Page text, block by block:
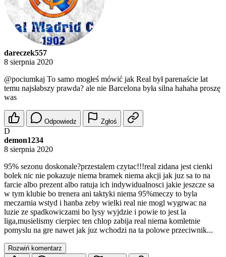
dareczek557
8 sierpnia 2020
@pociumkaj To samo mogłeś mówić jak Real był parenaście lat
temu najsłabszy prawda? ale nie Barcelona była silna hahaha proszę
was
Odpowiedz Zgłoś
D
demon1234
8 sierpnia 2020
95% sezonu doskonale?przestalem czytac!!!real zidana jest cienki
bolek nic nie pokazuje niema bramek niema akcji jak juz sa to na
farcie albo prezent albo ratuja ich indywidualnosci jakie jeszcze sa
w tym klubie bo trenera ani taktyki niema 95%meczy to byla
meczarnia wstyd i hanba zeby wielki real nie mogl wygrwac na
luzie ze spadkowiczami bo lysy wyjdzie i powie to jest la
liga,musielismy cierpiec ten chlop zabija real niema komletnie
pomyslu na gre nawet jak juz wchodzi na ta polowe przeciwnik...
Rozwiń komentarz